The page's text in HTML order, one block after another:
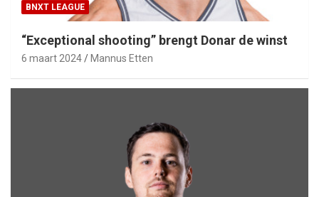
BNXT LEAGUE
“Exceptional shooting” brengt Donar de winst
6 maart 2024 Mannus Etten